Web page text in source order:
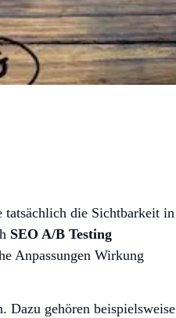
die Sichtbarkeit in
SEO A/B Testing
Anpassungen Wirkung
Dazu gehören beispielsweise